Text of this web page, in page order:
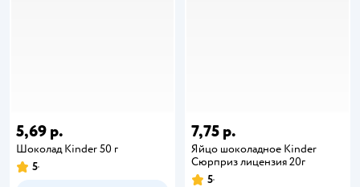
5,69 р.
Шоколад Kinder 50 г
5
7,75 р.
Яйцо шоколадное Kinder
Сюрприз лицензия 20г
5